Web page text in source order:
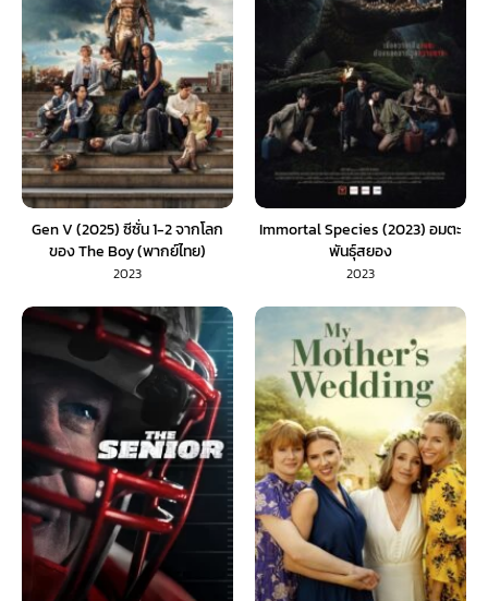
Gen V (2025) ซีซั่น 1-2 จากโลก
ของ The Boy (พากย์ไทย)
2023
Immortal Species (2023) อมตะ
พันธุ์สยอง
2023